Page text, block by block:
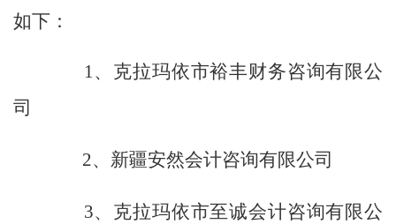
如下：
1、克拉玛依市裕丰财务咨询有限公
司
2、新疆安然会计咨询有限公司
3、克拉玛依市至诚会计咨询有限公